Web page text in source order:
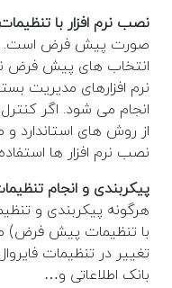
نصب نرم افزار با
صورت پیش فرض است.
انتخاب های پیش فرض
نرم افزارهای مدیریت
انجام می شود. اگر
از روش های استاندارد و
نصب نرم افزار ها
پیکربندی و انجام
هرگونه پیکربندی و
با تنظیمات پیش فرض)
بانک اطلاعاتی و…